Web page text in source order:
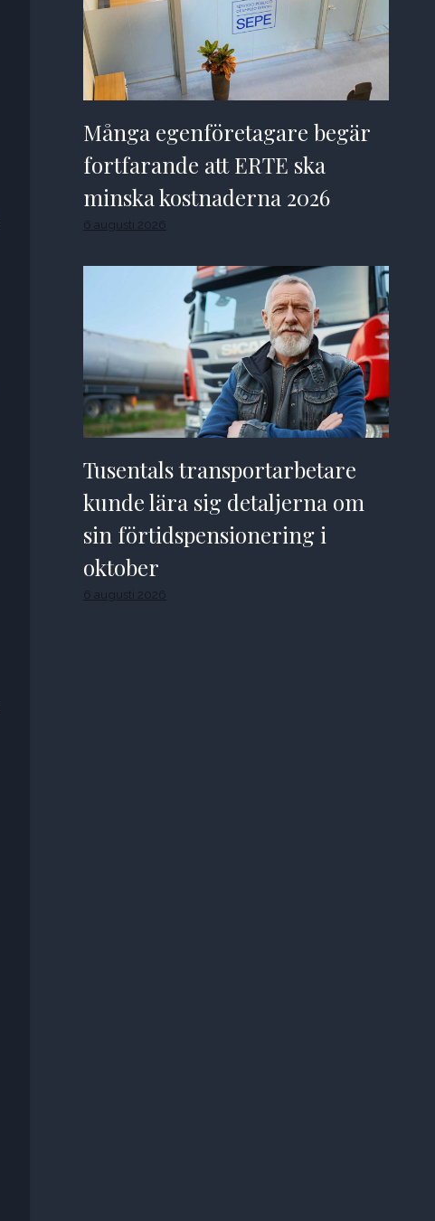
Många egenföretagare begär
fortfarande att ERTE ska
minska kostnaderna 2026
6 augusti 2026
Tusentals transportarbetare
kunde lära sig detaljerna om
sin förtidspensionering i
oktober
6 augusti 2026